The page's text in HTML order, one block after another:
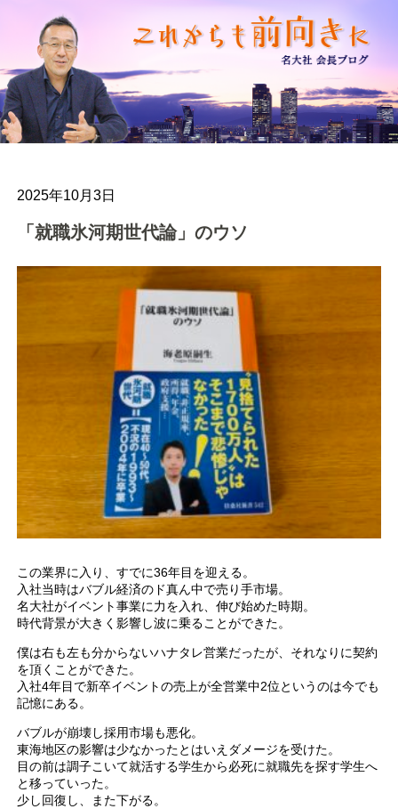
2025年10月3日
「就職氷河期世代論」のウソ
この業界に入り、すでに36年目を迎える。
入社当時はバブル経済のド真ん中で売り手市場。
名大社がイベント事業に力を入れ、伸び始めた時期。
時代背景が大きく影響し波に乗ることができた。
僕は右も左も分からないハナタレ営業だったが、それなりに契約
を頂くことができた。
入社4年目で新卒イベントの売上が全営業中2位というのは今でも
記憶にある。
バブルが崩壊し採用市場も悪化。
東海地区の影響は少なかったとはいえダメージを受けた。
目の前は調子こいて就活する学生から必死に就職先を探す学生へ
と移っていった。
少し回復し、また下がる。